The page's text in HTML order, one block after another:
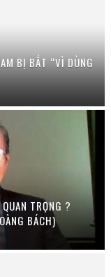
BỊ BẮT “VÌ DÙNG
TRỌNG ?
BÁCH)